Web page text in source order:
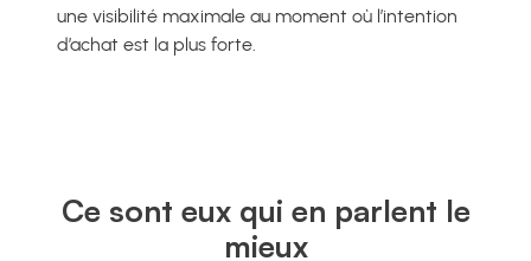
une visibilité maximale au moment où l’intention
d’achat est la plus forte.
Ce sont eux qui en parlent le
mieux